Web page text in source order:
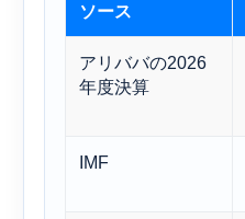
ソース
アリババの2026
年度決算
IMF